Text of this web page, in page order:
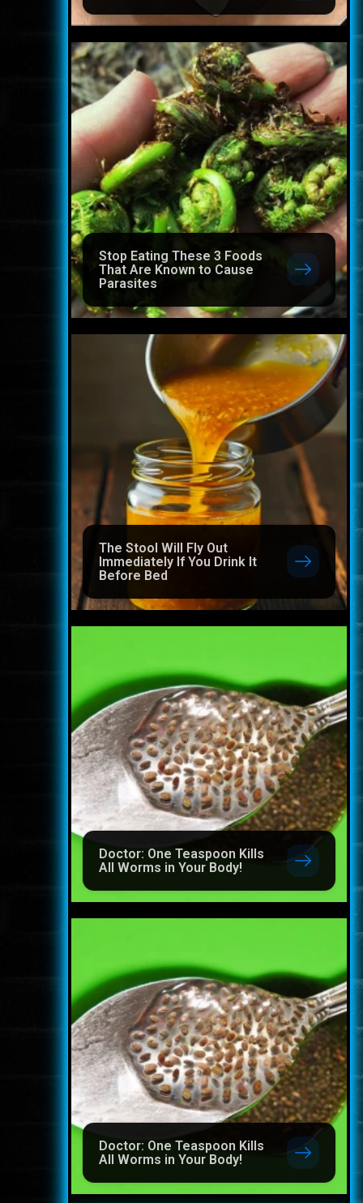
Stop Eating These 3 Foods
That Are Known to Cause
Parasites
The Stool Will Fly Out
Immediately If You Drink It
Before Bed
Doctor: One Teaspoon Kills
All Worms in Your Body!
Doctor: One Teaspoon Kills
All Worms in Your Body!